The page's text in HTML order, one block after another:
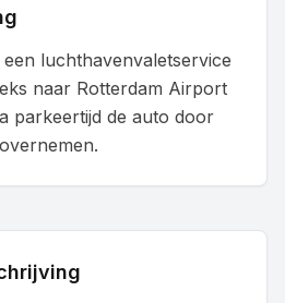
luchthavenvaletservice
naar Rotterdam Airport
parkeertijd de auto door